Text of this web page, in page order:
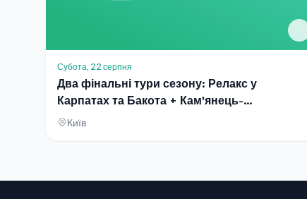
Субота, 22 серпня
Два фінальні тури сезону: Релакс у
Карпатах та Бакота + Кам'янець-
Подільський
Київ